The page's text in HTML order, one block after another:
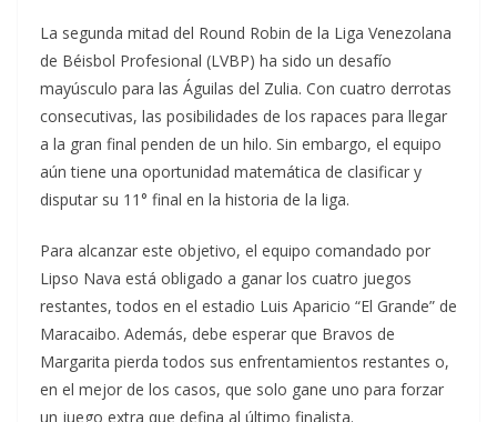
La segunda mitad del Round Robin de la Liga Venezolana
de Béisbol Profesional (LVBP) ha sido un desafío
mayúsculo para las Águilas del Zulia. Con cuatro derrotas
consecutivas, las posibilidades de los rapaces para llegar
a la gran final penden de un hilo. Sin embargo, el equipo
aún tiene una oportunidad matemática de clasificar y
disputar su 11° final en la historia de la liga.
Para alcanzar este objetivo, el equipo comandado por
Lipso Nava está obligado a ganar los cuatro juegos
restantes, todos en el estadio Luis Aparicio “El Grande” de
Maracaibo. Además, debe esperar que Bravos de
Margarita pierda todos sus enfrentamientos restantes o,
en el mejor de los casos, que solo gane uno para forzar
un juego extra que defina al último finalista.